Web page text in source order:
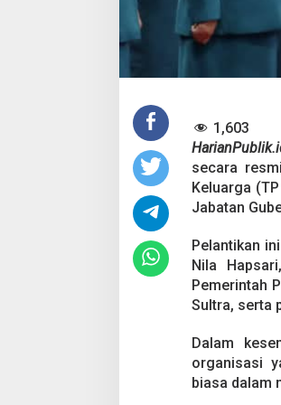
k
k
P
e
n
i
n
n
y
a
P
e
a
n
b
1,603
secara
Keluarga
Jabatan
Pelantikan
Nila
Pemerintah
Sultra, serta
Dalam
organisasi
biasa dalam